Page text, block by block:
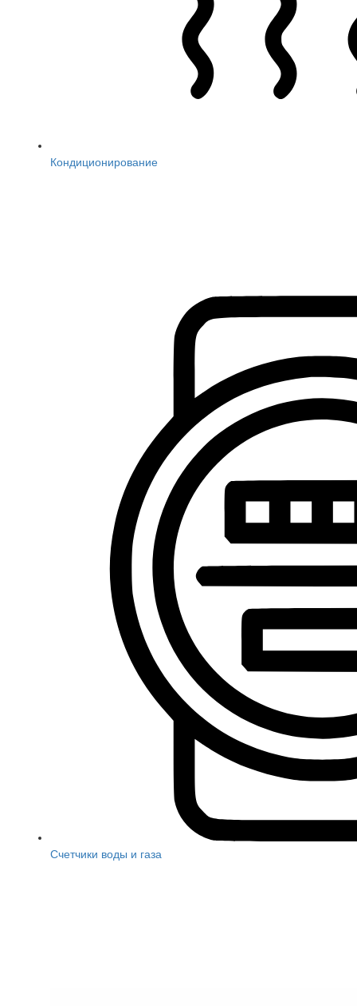
Кондиционирование
Счетчики воды и газа